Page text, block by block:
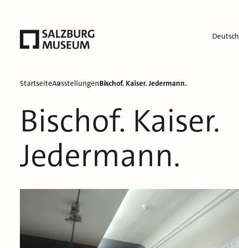
Deutsch
StartseiteAusstellungenBischof. Kaiser. Jedermann.
Bischof. Kaiser.
Jedermann.